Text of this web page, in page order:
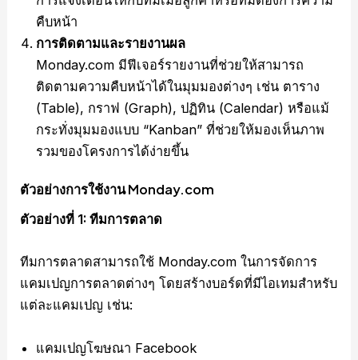
คืบหน้า
การติดตามและรายงานผล
Monday.com มีฟีเจอร์รายงานที่ช่วยให้สามารถ
ติดตามความคืบหน้าได้ในมุมมองต่างๆ เช่น ตาราง
(Table), กราฟ (Graph), ปฏิทิน (Calendar) หรือแม้
กระทั่งมุมมองแบบ “Kanban” ที่ช่วยให้มองเห็นภาพ
รวมของโครงการได้ง่ายขึ้น
ตัวอย่างการใช้งาน Monday.com
ตัวอย่างที่ 1: ทีมการตลาด
ทีมการตลาดสามารถใช้ Monday.com ในการจัดการ
แคมเปญการตลาดต่างๆ โดยสร้างบอร์ดที่มีไอเทมสำหรับ
แต่ละแคมเปญ เช่น:
แคมเปญโฆษณา Facebook